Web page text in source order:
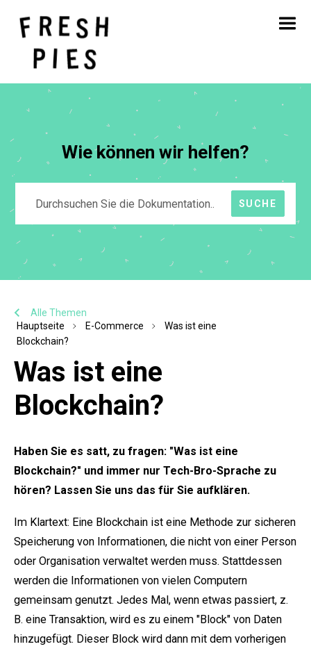
Startseite
Über
Unsere Arbeit
Wie können wir helfen?
SUCHE
Alle Themen
Hauptseite
E-Commerce
Was ist eine
Blockchain?
Was ist eine
Blockchain?
Haben Sie es satt, zu fragen: "Was ist eine
Blockchain?" und immer nur Tech-Bro-Sprache zu
hören? Lassen Sie uns das für Sie aufklären.
Im Klartext: Eine Blockchain ist eine Methode zur sicheren
Speicherung von Informationen, die nicht von einer Person
oder Organisation verwaltet werden muss. Stattdessen
werden die Informationen von vielen Computern
gemeinsam genutzt. Jedes Mal, wenn etwas passiert, z.
B. eine Transaktion, wird es zu einem "Block" von Daten
hinzugefügt. Dieser Block wird dann mit dem vorherigen